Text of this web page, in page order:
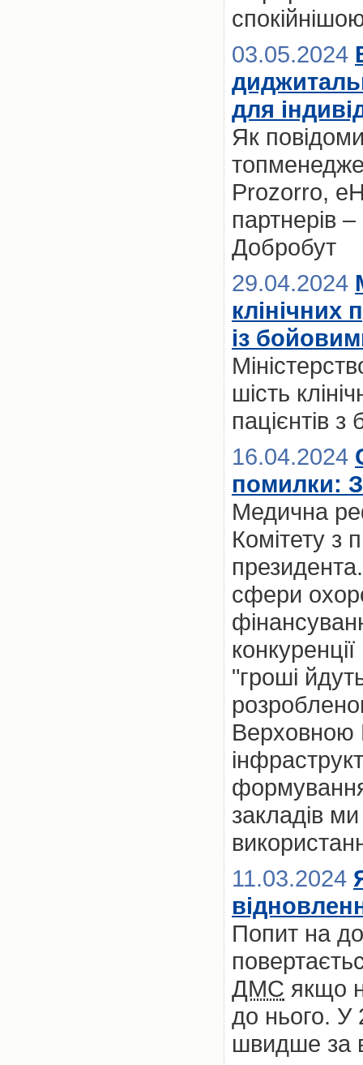
03.05.2024
для
Як
Prozorro,
партнерів
Добробут
29.04.2024
клінічних
із
шість
пацієнтів
16.04.2024
помилки:
Медична
Комітету з
сфери
"гроші
Верховною
закладів
11.03.2024
Попит на
ДМС якщо
до нього. У
швидше за